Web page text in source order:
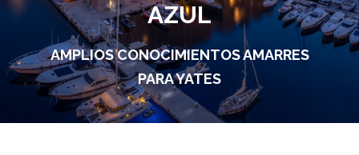
AZUL
AMPLIOS CONOCIMIENTOS AMARRES
PARA YATES